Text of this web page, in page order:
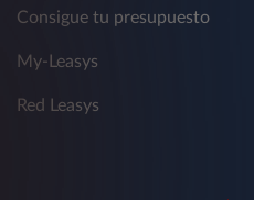
Consigue tu presupuesto
My-Leasys
Red Leasys